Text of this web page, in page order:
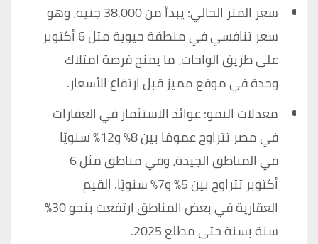
سعر المتر الحالي: يبدأ من 38,000 جنيه، وهو
سعر تنافسي في منطقة حيوية مثل 6 أكتوبر
على طريق الواحات، ما يمنح فرصة امتلاك
وحدة في موقع مميز قبل ارتفاع الأسعار.
معدلات النمو: عوائد الاستثمار في العقارات
في مصر تتراوح عمومًا بين 8% و12% سنويًا
في المناطق الجيدة، وفي مناطق مثل 6
أكتوبر تتراوح بين 5% و7% سنويًا. القيم
العقارية في بعض المناطق ارتفعت بنحو 30%
سنة بسنة حتى مطلع 2025.